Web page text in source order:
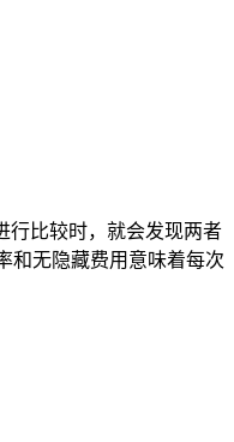
行比较时，就会发现两者
和无隐藏费用意味着每次